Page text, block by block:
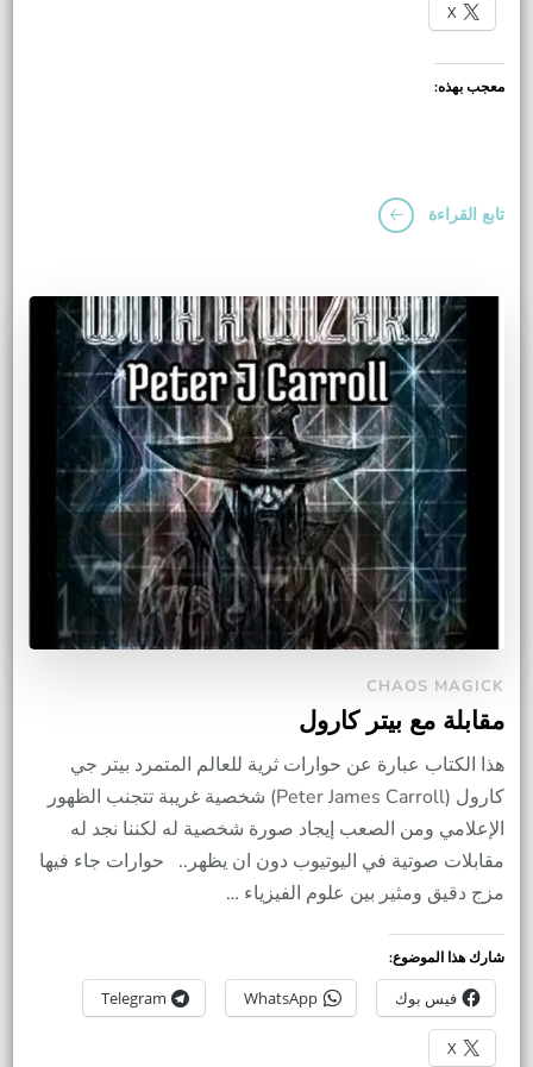
X
معجب بهذه:
تابع القراءة
CHAOS MAGICK
مقابلة مع بيتر كارول
هذا الكتاب عبارة عن حوارات ثرية للعالم المتمرد بيتر جي
كارول (Peter James Carroll) شخصية غريبة تتجنب الظهور
الإعلامي ومن الصعب إيجاد صورة شخصية له لكننا نجد له
مقابلات صوتية في اليوتيوب دون ان يظهر.. حوارات جاء فيها
مزج دقيق ومثير بين علوم الفيزياء …
شارك هذا الموضوع:
فيس بوك WhatsApp
Telegram
X